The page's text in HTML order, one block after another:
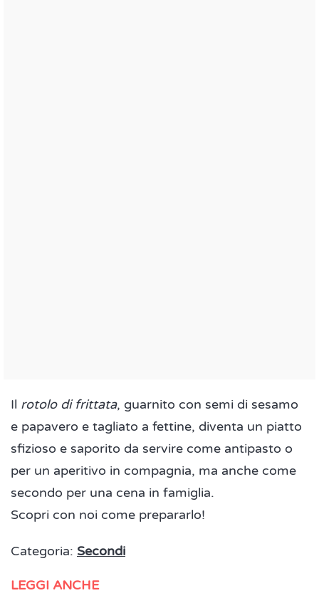
Il rotolo di frittata, guarnito con semi di sesamo
e papavero e tagliato a fettine, diventa un piatto
sfizioso e saporito da servire come antipasto o
per un aperitivo in compagnia, ma anche come
secondo per una cena in famiglia.
Scopri con noi come prepararlo!
Categoria: Secondi
LEGGI ANCHE